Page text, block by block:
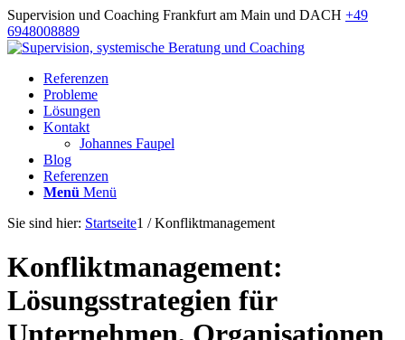
Supervision und Coaching Frankfurt am Main und DACH +49
6948008889
Referenzen
Probleme
Lösungen
Kontakt
Johannes Faupel
Blog
Referenzen
Menü Menü
Sie sind hier: Startseite1 / Konfliktmanagement
Konfliktmanagement:
Lösungsstrategien für